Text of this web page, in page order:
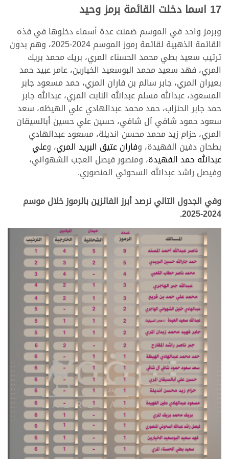
17 اسما دخلت القائمة برمز وحيد
وبرمز واحد في الموسم ضمنت عدة أسماء دخلوها في فذه
القائمة الذهبية لقائمة رموز الموسم 2024-2025، وهم بدون
ترتيب سعيد بطي محمد الحسناء المري، بريك محمد بريك
المري، فهد سعيد محمد البوسعيد الخيارين، عامر عبيد حمد
بعيران المري، جابر سالم بن فاران المري، حمد مسعود جابر
المسعود، عبدالله مسلم عبدالله النابت المري، عبدالله جابر
حمد جابر الحنزاب، حمد محمد عبدالهادي علي الهيظه، سعد
سعود حمود شافي آل شافي، حسين علي حسين أبالسيقان
المري، حزام زيد محمد محسن انديلة، مسعود عبدالهادي
بطحان دفين الفهيدة، وفاران عتيق البريد المري، وعلي
عبدالله حمد الفهيدة، ومنصور فيصل العجب الشهواني،
وفيصل راشد عبدالله السحوتي المنصوري.
وفي الجدول التالي نرصد أبرز الفائزين بالرموز خلال موسم
2024-2025.